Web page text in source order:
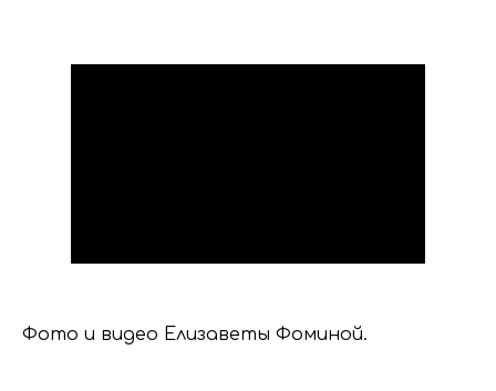
Фото и видео Елизаветы Фоминой.